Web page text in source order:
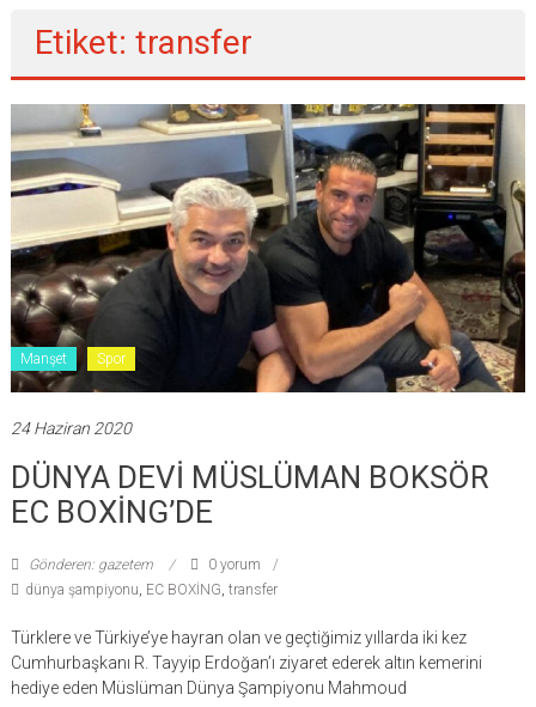
Etiket: transfer
Manşet Spor
24 Haziran 2020
DÜNYA DEVİ MÜSLÜMAN BOKSÖR
EC BOXİNG’DE
Gönderen: gazetem
0 yorum
dünya şampiyonu, EC BOXİNG, transfer
Türklere ve Türkiye’ye hayran olan ve geçtiğimiz yıllarda iki kez
Cumhurbaşkanı R. Tayyip Erdoğan’ı ziyaret ederek altın kemerini
hediye eden Müslüman Dünya Şampiyonu Mahmoud